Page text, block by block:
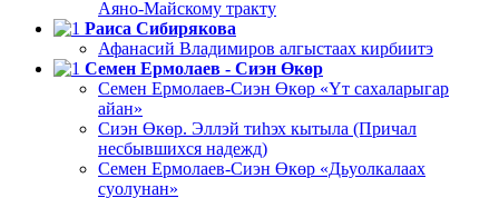
Аяно-Майскому тракту
Раиса Сибирякова
Афанасий Владимиров алгыстаах кирбиитэ
Семен Ермолаев - Сиэн Өкөр
Семен Ермолаев-Сиэн Өкөр «Үт сахаларыгар
айан»
Сиэн Өкөр. Эллэй тиһэх кытыла (Причал
несбывшихся надежд)
Семен Ермолаев-Сиэн Өкөр «Дьуолкалаах
суолунан»